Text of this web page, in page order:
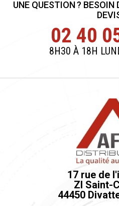
UNE QUESTION ? BESOIN
02 40
8H30 À 18H
17 rue de
ZI Saint-
44450